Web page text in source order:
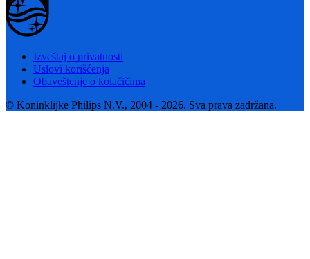
Izveštaj o privatnosti
Uslovi korišćenja
Obaveštenje o kolačičima
© Koninklijke Philips N.V., 2004 - 2026. Sva prava zadržana.